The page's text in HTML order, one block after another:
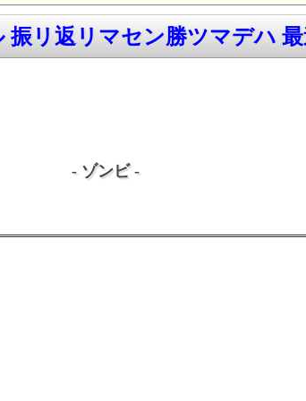
振リ返リマセン勝ツマデハ
- ゾンビ -